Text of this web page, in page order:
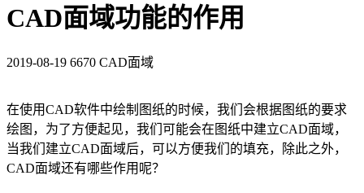
CAD面域功能的作用
2019-08-19 6670 CAD面域
在使用CAD软件中绘制图纸的时候，我们会根据图纸的要求
绘图，为了方便起见，我们可能会在图纸中建立CAD面域，
当我们建立CAD面域后，可以方便我们的填充，除此之外，
CAD面域还有哪些作用呢？